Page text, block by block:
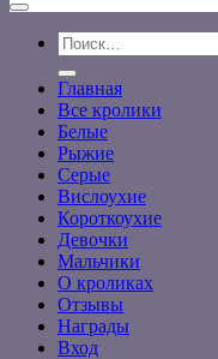
Искать:
Главная
Все кролики
Белые
Рыжие
Серые
Вислоухие
Короткоухие
Девочки
Мальчики
О кроликах
Отзывы
Награды
Вход